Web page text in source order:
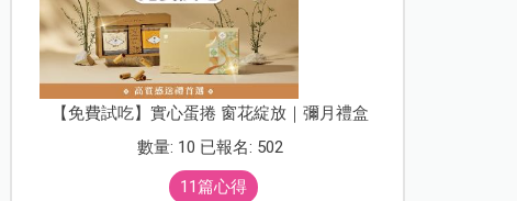
【免費試吃】實心蛋捲 窗花綻放｜彌月禮盒
數量: 10 已報名: 502
11篇心得